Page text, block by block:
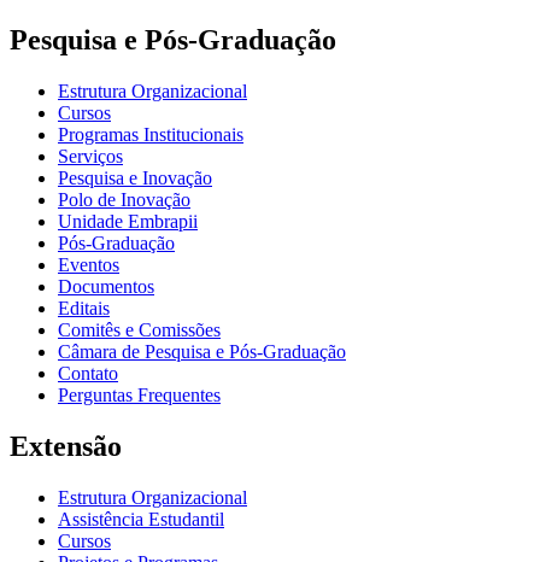
Pesquisa e Pós-Graduação
Estrutura Organizacional
Cursos
Programas Institucionais
Serviços
Pesquisa e Inovação
Polo de Inovação
Unidade Embrapii
Pós-Graduação
Eventos
Documentos
Editais
Comitês e Comissões
Câmara de Pesquisa e Pós-Graduação
Contato
Perguntas Frequentes
Extensão
Estrutura Organizacional
Assistência Estudantil
Cursos